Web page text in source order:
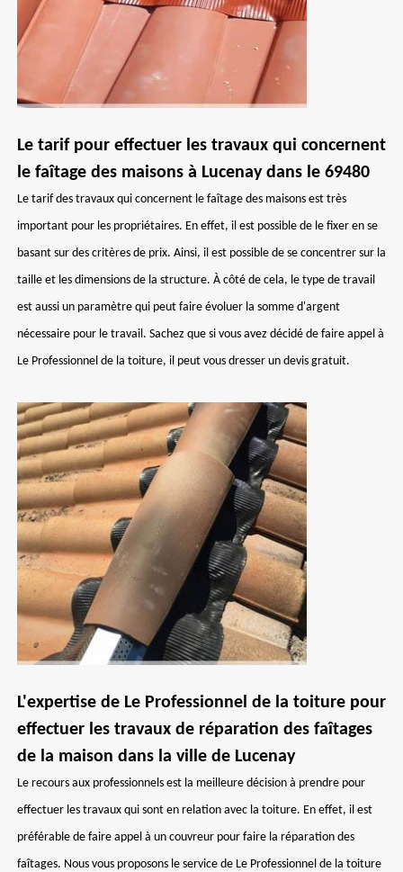
Le tarif pour effectuer les travaux qui concernent
le faîtage des maisons à Lucenay dans le 69480
Le tarif des travaux qui concernent le faîtage des maisons est très
important pour les propriétaires. En effet, il est possible de le fixer en se
basant sur des critères de prix. Ainsi, il est possible de se concentrer sur la
taille et les dimensions de la structure. À côté de cela, le type de travail
est aussi un paramètre qui peut faire évoluer la somme d'argent
nécessaire pour le travail. Sachez que si vous avez décidé de faire appel à
Le Professionnel de la toiture, il peut vous dresser un devis gratuit.
L'expertise de Le Professionnel de la toiture pour
effectuer les travaux de réparation des faîtages
de la maison dans la ville de Lucenay
Le recours aux professionnels est la meilleure décision à prendre pour
effectuer les travaux qui sont en relation avec la toiture. En effet, il est
préférable de faire appel à un couvreur pour faire la réparation des
faîtages. Nous vous proposons le service de Le Professionnel de la toiture